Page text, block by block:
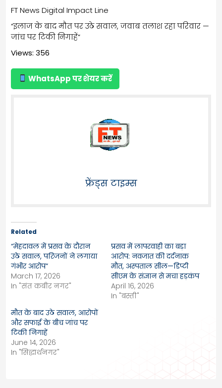
FT News Digital Impact Line
“इलाज के बाद मौत पर उठे सवाल, जवाब तलाश रहा परिवार —
जांच पर टिकी निगाहें”
Views: 356
WhatsApp पर शेयर करें
फ्रेंड्स टाइम्स
Related
“मेहदावल में प्रसव के दौरान
उठे सवाल, परिजनों ने लगाया
गंभीर आरोप”
March 17, 2026
In "संत कबीर नगर"
प्रसव में लापरवाही का बड़ा
आरोप: नवजात की दर्दनाक
मौत, अस्पताल सील—डिप्टी
सीएम के संज्ञान से मचा हड़कंप
April 16, 2026
In "बस्ती"
मौत के बाद उठे सवाल, आरोपों
और सफाई के बीच जांच पर
टिकी निगाहें
June 14, 2026
In "सिद्धार्थनगर"